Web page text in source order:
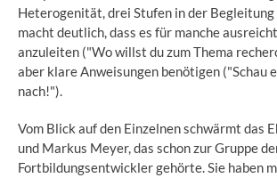
Heterogenität, drei Stufen in der Begleitung
macht deutlich, dass es für manche
anzuleiten ("Wo willst du zum Thema
aber klare Anweisungen benötigen ("Schau
nach!").
Vom Blick auf den Einzelnen schwärmt das
und Markus Meyer, das schon zur Gruppe
Fortbildungsentwickler gehörte. Sie haben